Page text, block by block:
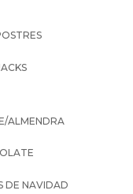
ALMENDRA
DE NAVIDAD